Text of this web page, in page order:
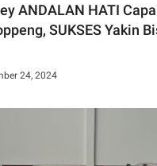
ANDALAN HATI
SUKSES Yakin
24, 2024